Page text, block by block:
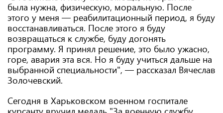
была нужна, физическую, моральную. После
этого у меня — реабилитационный период, я буду
восстанавливаться. После этого я буду
возвращаться к службе, буду догонять
программу. Я принял решение, это было ужасно,
горе, авария эта вся. Но я буду учиться дальше на
выбранной специальности", — рассказал Вячеслав
Золочевский.
Сегодня в Харьковском военном госпитале